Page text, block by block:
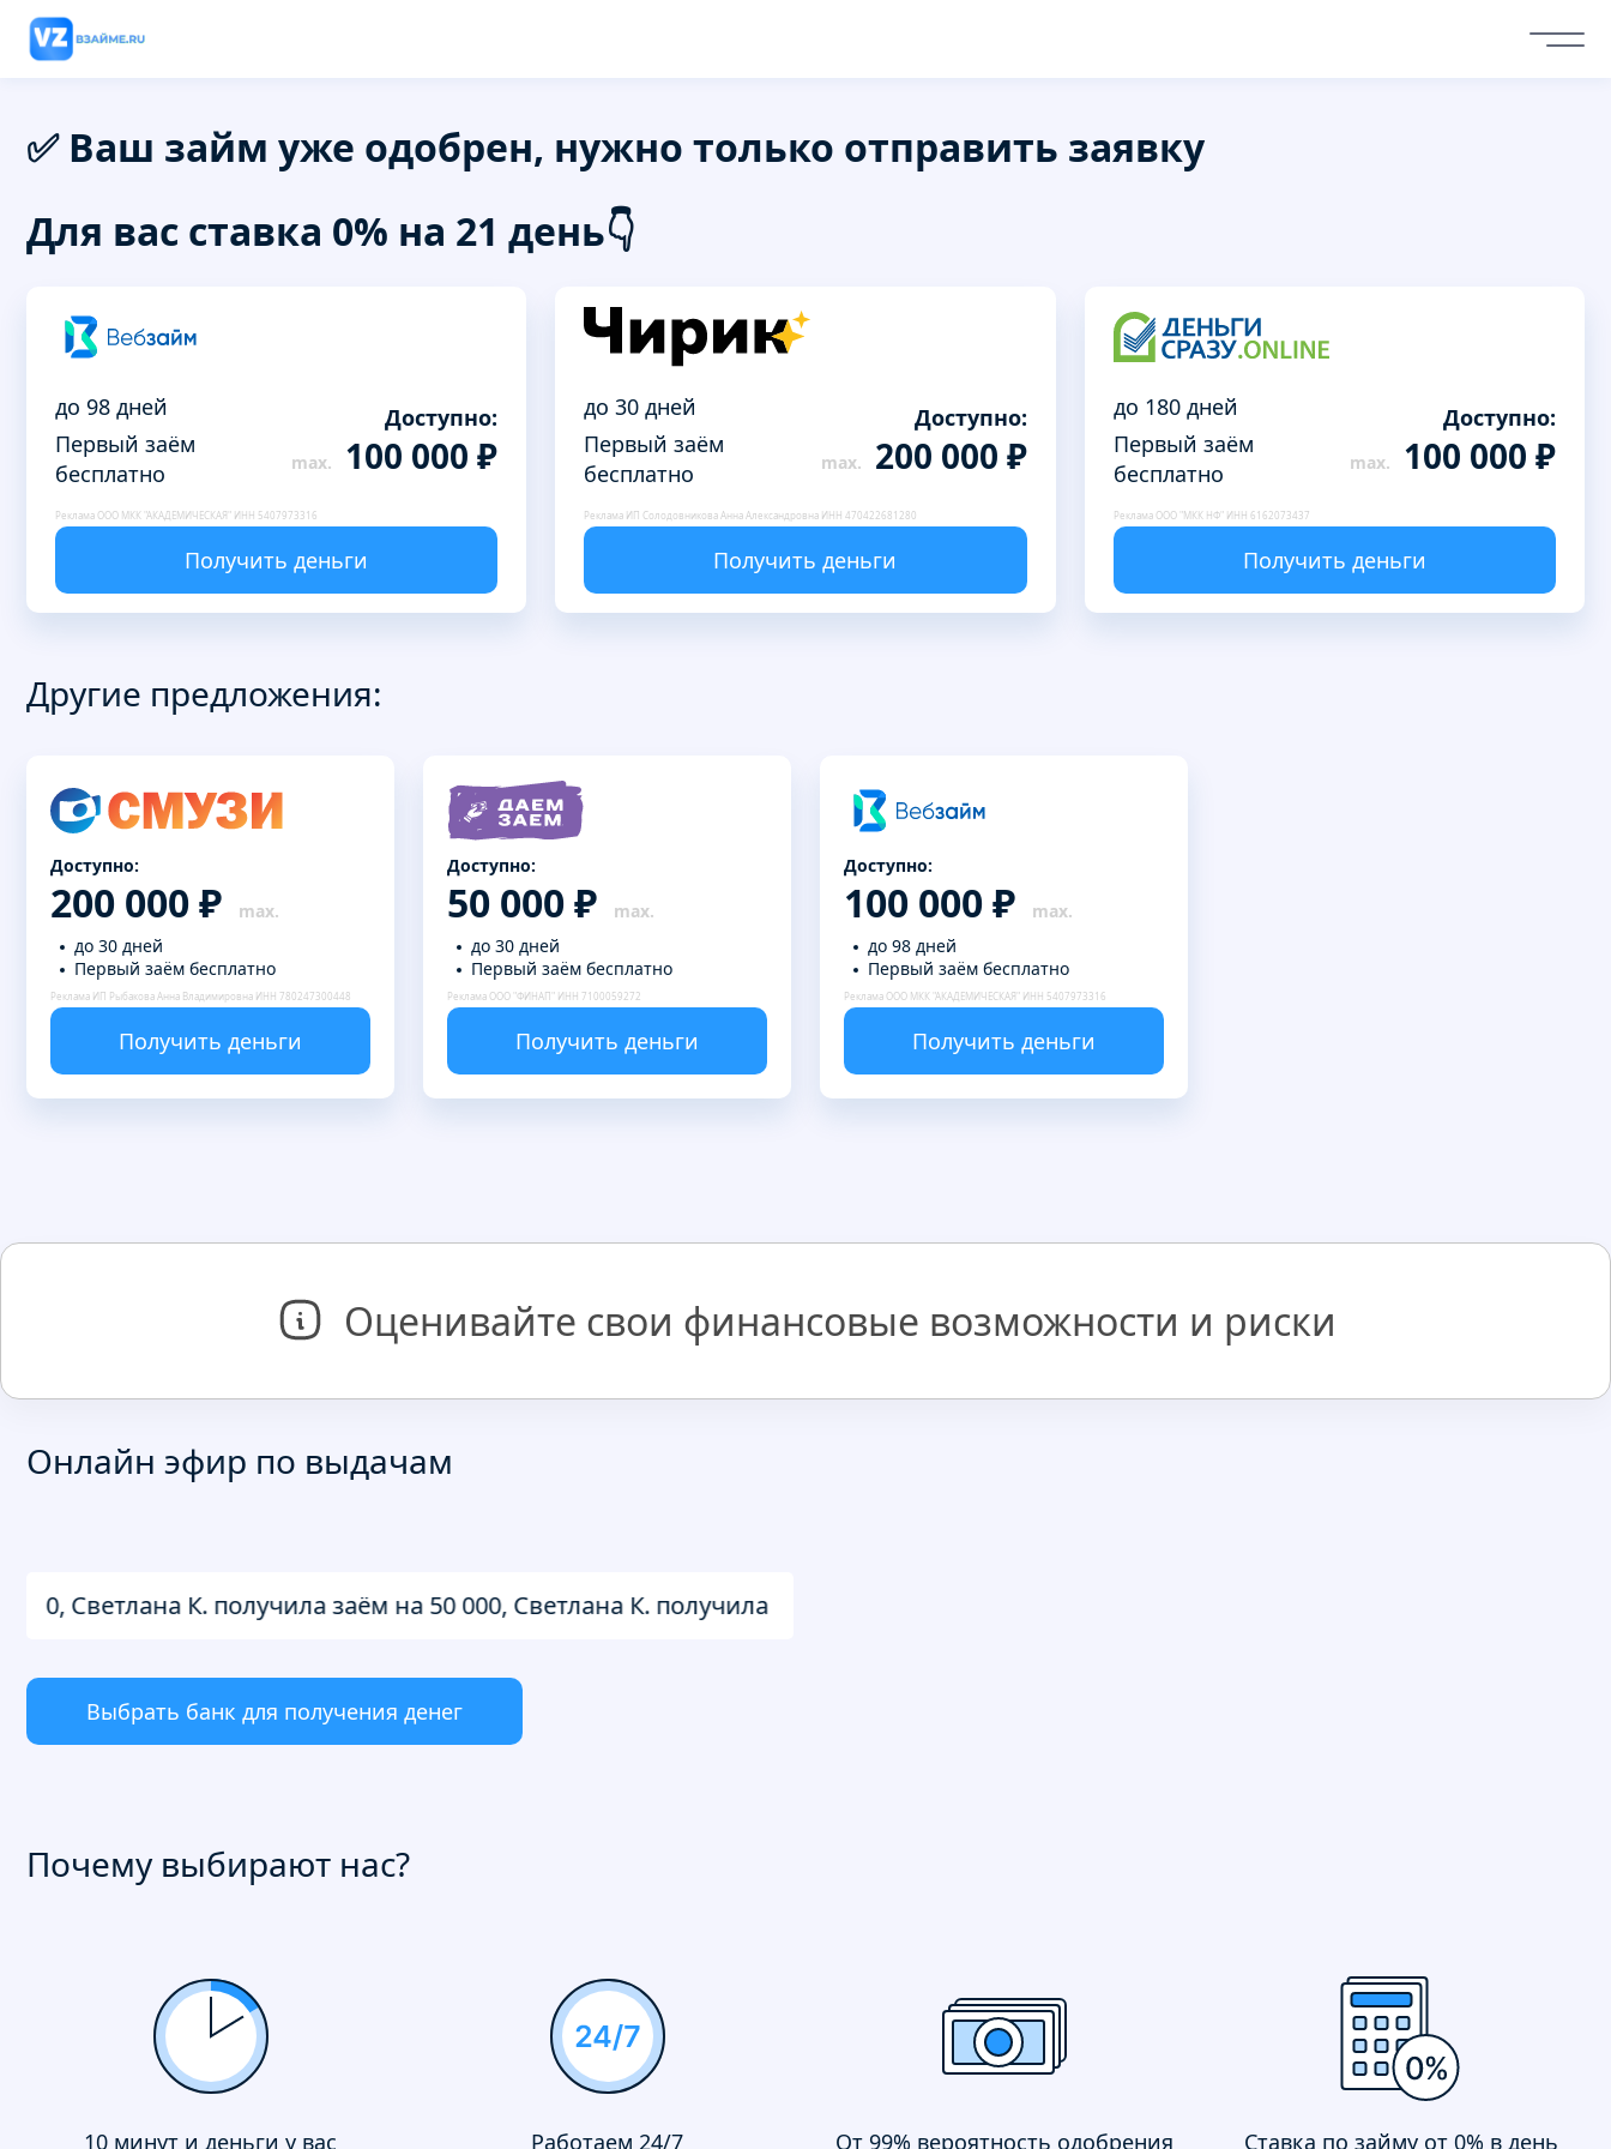
✅ Ваш займ уже одобрен, нужно только отправить заявку
Для вас ставка 0% на 21 день👇
Доступно:
100 000 ₽
до 98 дней
Первый заём
бесплатно
Реклама ООО МКК "АКАДЕМИЧЕСКАЯ" ИНН 5407973316
Получить деньги
Доступно:
200 000 ₽
до 30 дней
Первый заём
бесплатно
Реклама ИП Солодовникова Анна Александровна ИНН 470422681280
Получить деньги
Доступно:
100 000 ₽
до 180 дней
Первый заём
бесплатно
Реклама ООО "МКК НФ" ИНН 6162073437
Получить деньги
Другие предложения:
Доступно:
200 000 ₽
до 30 дней
Первый заём бесплатно
Реклама ИП Рыбакова Анна Владимировна ИНН 780247300448
Получить деньги
Доступно:
50 000 ₽
до 30 дней
Первый заём бесплатно
Реклама ООО "ФИНАП" ИНН 7100059272
Получить деньги
Доступно:
100 000 ₽
до 98 дней
Первый заём бесплатно
Реклама ООО МКК "АКАДЕМИЧЕСКАЯ" ИНН 5407973316
Получить деньги
Оценивайте свои финансовые возможности и риски
Онлайн эфир по выдачам
К. получила заём на 50 000, Светлана К. получила заём на 50 000
Выбрать банк для получения денег
Почему выбирают нас?
10 минут и деньги у вас Работаем 24/7 От 99% вероятность одобрения Ставка по займу от 0% в день